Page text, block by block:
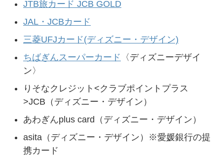
JTB旅カード JCB GOLD
JAL・JCBカード
三菱UFJカード(ディズニー・デザイン)
ちばぎんスーパーカード 〈ディズニーデザイ
ン〉
りそなクレジット<クラブポイントプラス
>JCB（ディズニー・デザイン）
あわぎんplus card（ディズニー・デザイン）
asita（ディズニー・デザイン）※愛媛銀行の提
携カード